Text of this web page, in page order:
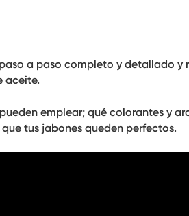
a paso completo y detallado y
aceite.
emplear; qué colorantes y
tus jabones queden perfectos.